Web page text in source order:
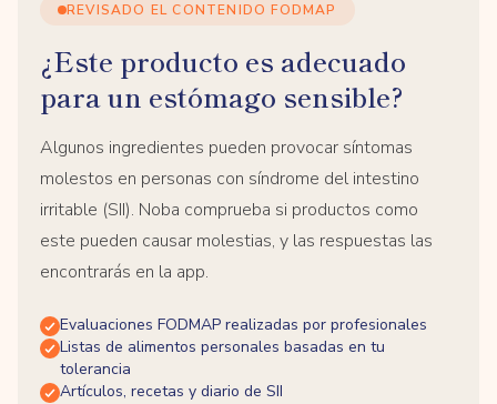
REVISADO EL CONTENIDO FODMAP
¿Este producto es adecuado
para un estómago sensible?
Algunos ingredientes pueden provocar síntomas
molestos en personas con síndrome del intestino
irritable (SII). Noba comprueba si productos como
este pueden causar molestias, y las respuestas las
encontrarás en la app.
Evaluaciones FODMAP realizadas por profesionales
Listas de alimentos personales basadas en tu
tolerancia
Artículos, recetas y diario de SII